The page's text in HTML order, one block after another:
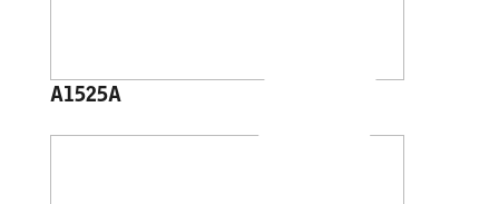
A1525A